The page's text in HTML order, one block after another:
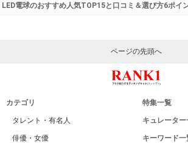
LED電球のおすすめ人気TOP15と口コミ＆選び方6ポイ
ページの先頭へ
カテゴリ
タレント・有名人
俳優・女優
特集一覧
キュレーター
キーワード一